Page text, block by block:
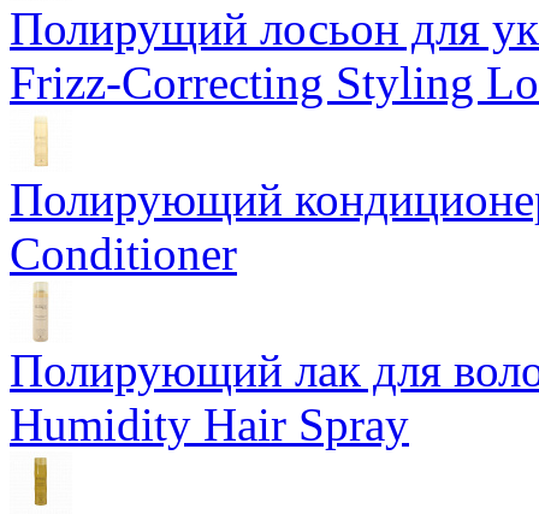
Полирущий лосьон для
Frizz-Correcting Styling
Полирующий
Conditioner
Полирующий лак для
Humidity Hair Spray